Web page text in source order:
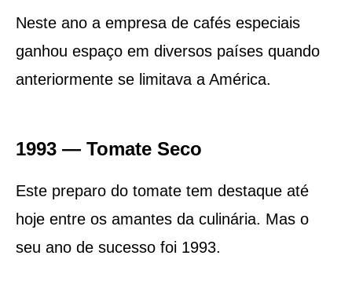
Neste ano a empresa de cafés especiais
ganhou espaço em diversos países quando
anteriormente se limitava a América.
1993 — Tomate Seco
Este preparo do tomate tem destaque até
hoje entre os amantes da culinária. Mas o
seu ano de sucesso foi 1993.